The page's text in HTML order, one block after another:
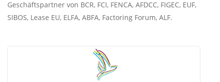
Geschäftspartner von BCR, FCI, FENCA, AFDCC, FIGEC, EUF,
SIBOS, Lease EU, ELFA, ABFA, Factoring Forum, ALF.